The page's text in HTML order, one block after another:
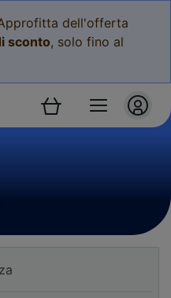
dell'offerta
sconto, solo fino al